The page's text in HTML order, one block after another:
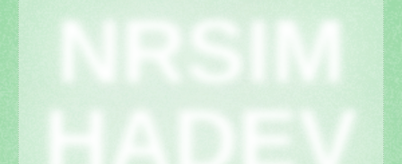
NRSIM
HADEV